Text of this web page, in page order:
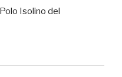
Isolino del